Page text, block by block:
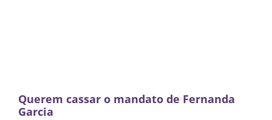
Querem cassar o mandato de Fernanda
Garcia